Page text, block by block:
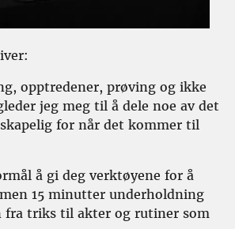
opptredener, prøving og ikke
jeg meg til å dele noe av det
for når det kommer til
å gi deg verktøyene for å
15 minutter underholdning
fra triks til akter og rutiner som